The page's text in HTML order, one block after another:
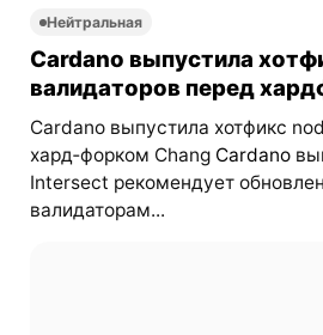
Нейтральная
Cardano выпустила
валидаторов перед
Cardano выпустила хотфикс
хард‑форком Chang Cardano
Intersect рекомендует
валидаторам...